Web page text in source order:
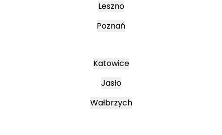
Leszno
Poznań
Katowice
Jasło
Wałbrzych